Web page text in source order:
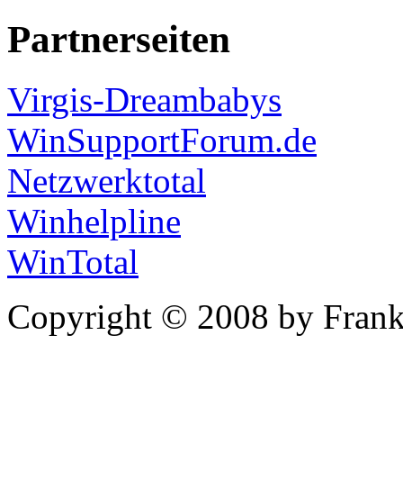
Partnerseiten
Virgis-Dreambabys
WinSupportForum.de
Netzwerktotal
Winhelpline
WinTotal
Copyright © 2008 by